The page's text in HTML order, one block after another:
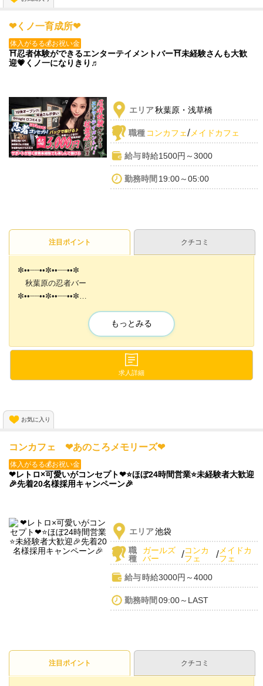
💖面接先着30名は全員採用💖
💖💖💖💖💖💖💖💖💖💖💖💖💖💖💖
❤くノ一育成所❤
体入がるる💰お祝い金
⛩忍者体験ができるエンターテイメントバー⛩未経験さんも大歓
迎💗くノ一になりきり♬
エリア秋葉原・浅草橋
職種 コンカフェ/メイドカフェ
給与時給1500円～3000
勤務時間 19:00～05:00
注目ポイント クチコミ
✼••┈┈••✼••┈┈••✼
秋葉原の忍者バー
✼••┈┈••✼••┈┈••✼
ご応募お待ちしております♬
もっとみる
求人詳細
お気に入り
コンカフェ ❤あのころメモリーズ❤
体入がるる💰お祝い金
❤レトロ×可愛いがコンセプト❤⭐️ほぼ24時間営業⭐️未経験者大歓迎
🎉先着20名様採用キャンペーン🎉
エリア池袋
職
種
ガールズ
バー
/コンカ
フェ
/ メイドカ
フェ
給与時給3000円～4000
勤務時間 09:00～LAST
注目ポイント クチコミ